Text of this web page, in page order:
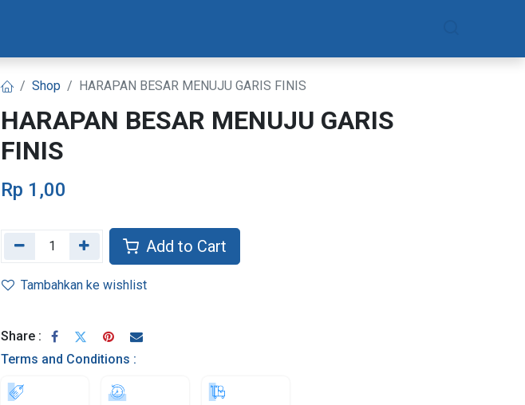
Shop HARAPAN BESAR MENUJU GARIS FINIS
HARAPAN BESAR MENUJU GARIS
FINIS
Rp 1,00
Add to Cart
Tambahkan ke wishlist
Share :
Terms and Conditions :